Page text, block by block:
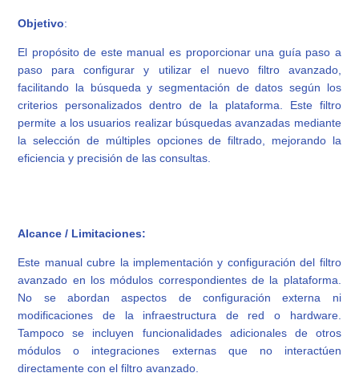
Objetivo:
El propósito de este manual es proporcionar una guía paso a
paso para configurar y utilizar el nuevo filtro avanzado,
facilitando la búsqueda y segmentación de datos según los
criterios personalizados dentro de la plataforma. Este filtro
permite a los usuarios realizar búsquedas avanzadas mediante
la selección de múltiples opciones de filtrado, mejorando la
eficiencia y precisión de las consultas.
Alcance / Limitaciones:
Este manual cubre la implementación y configuración del filtro
avanzado en los módulos correspondientes de la plataforma.
No se abordan aspectos de configuración externa ni
modificaciones de la infraestructura de red o hardware.
Tampoco se incluyen funcionalidades adicionales de otros
módulos o integraciones externas que no interactúen
directamente con el filtro avanzado.